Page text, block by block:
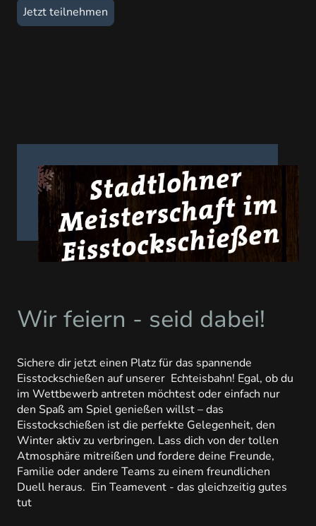
Jetzt teilnehmen
Wir feiern - seid dabei!
Sichere dir jetzt einen Platz für das spannende
Eisstockschießen auf unserer Echteisbahn! Egal, ob du
im Wettbewerb antreten möchtest oder einfach nur
den Spaß am Spiel genießen willst – das
Eisstockschießen ist die perfekte Gelegenheit, den
Winter aktiv zu verbringen. Lass dich von der tollen
Atmosphäre mitreißen und fordere deine Freunde,
Familie oder andere Teams zu einem freundlichen
Duell heraus. Ein Teamevent - das gleichzeitig gutes
tut